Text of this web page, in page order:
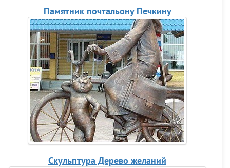
Памятник почтальону Печкину
Скульптура Дерево желаний